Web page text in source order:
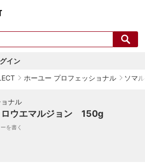
イン
ホーユー プロフェッショナル ソマ
ナル
ウエマルジョン 150g
を書く